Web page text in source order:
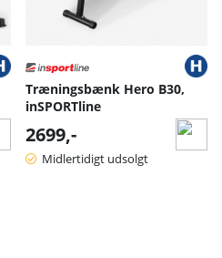
Træningsbænk Hero B30,
inSPORTline
2699,-
Midlertidigt udsolgt